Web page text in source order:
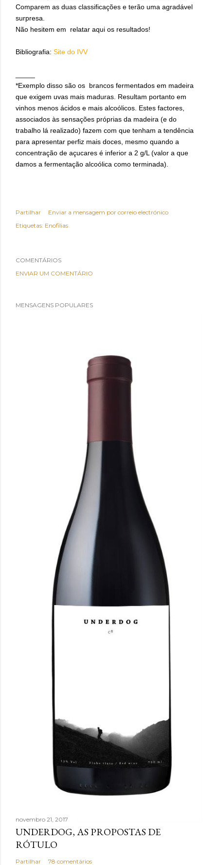
Comparem as duas classificações e terão uma agradável
surpresa.
Não hesitem em relatar aqui os resultados!
Bibliografia: Site do IVV
*Exemplo disso são os brancos fermentados em madeira
que exigem uvas mais maduras. Resultam portanto em
vinhos menos ácidos e mais alcoólicos. Estes factores,
associados às sensações próprias da madeira (e do
trabalho lá realizado) fazem com que tenham a tendência
para apresentar perfiz mais doces, mesmo quando a
concentração de açucares é inferior a 2 g/L (valor a que
damos a fermentação alcoólica como terminada).
Partilhar
Enviar a mensagem por correio electrónico
Etiquetas: Enofilias
COMENTÁRIOS
ENVIAR UM COMENTÁRIO
MENSAGENS POPULARES
novembro 21, 2017
UNDERDOG, AS PROPOSTAS DE
RÓTULO
Partilhar 78 comentários